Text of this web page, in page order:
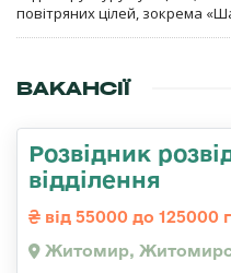
повітряних цілей, зокрема
ВАКАНСІЇ
Розвідник
відділення
від 55000 до 125000
Житомир,